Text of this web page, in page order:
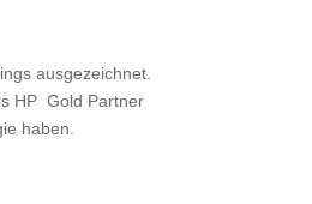
ausgezeichnet.
HP Gold Partner
haben.